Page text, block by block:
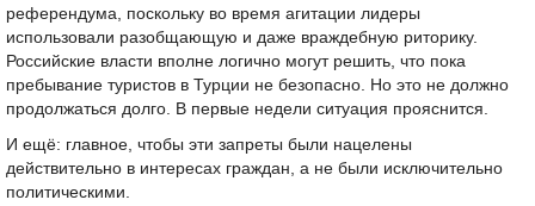
референдума, поскольку во время агитации лидеры
использовали разобщающую и даже враждебную риторику.
Российские власти вполне логично могут решить, что пока
пребывание туристов в Турции не безопасно. Но это не должно
продолжаться долго. В первые недели ситуация прояснится.
И ещё: главное, чтобы эти запреты были нацелены
действительно в интересах граждан, а не были исключительно
политическими.